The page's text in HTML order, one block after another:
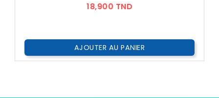
18,900 TND
AJOUTER AU PANIER